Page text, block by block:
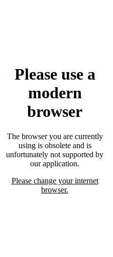
Please use a
modern
browser
The browser you are currently
using is obsolete and is
unfortunately not supported by
our application.
Please change your internet
browser.